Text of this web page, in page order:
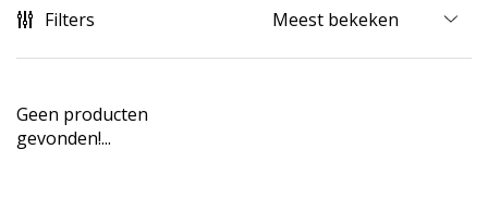
Filters
Geen producten
gevonden!...